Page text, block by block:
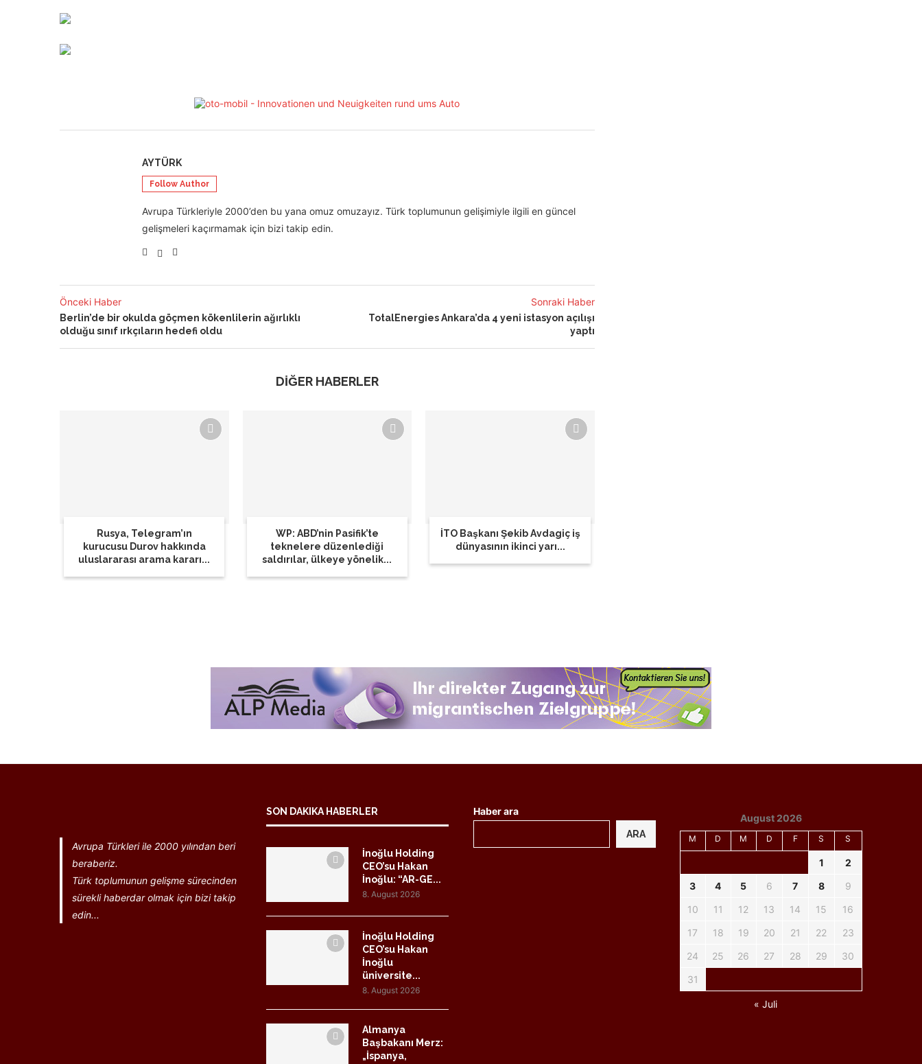
AYTÜRK
Follow Author
Avrupa Türkleriyle 2000’den bu yana omuz omuzayız. Türk toplumunun gelişimiyle ilgili en güncel
gelişmeleri kaçırmamak için bizi takip edin.
Önceki Haber
Berlin’de bir okulda göçmen kökenlilerin ağırlıklı
olduğu sınıf ırkçıların hedefi oldu
Sonraki Haber
TotalEnergies Ankara’da 4 yeni istasyon açılışı
yaptı
DİĞER HABERLER
Rusya, Telegram’ın
kurucusu Durov hakkında
uluslararası arama kararı...
WP: ABD’nin Pasifik’te
teknelere düzenlediği
saldırılar, ülkeye yönelik...
İTO Başkanı Şekib Avdagiç iş
dünyasının ikinci yarı...
Avrupa Türkleri ile 2000 yılından beri
beraberiz.
Türk toplumunun gelişme sürecinden
sürekli haberdar olmak için bizi takip
edin...
SON DAKIKA HABERLER
İnoğlu Holding
CEO’su Hakan
İnoğlu: “AR-GE...
8. August 2026
İnoğlu Holding
CEO’su Hakan
İnoğlu
üniversite...
8. August 2026
Almanya
Başbakanı Merz:
„İspanya,
Haber ara
ARA
August 2026
M D M D F S S
1
2
3
4 5 6 7 8
9
10
11 12 13 14 15
16
17
18 19 20 21 22
23
24
25 26 27 28 29
30
31
« Juli